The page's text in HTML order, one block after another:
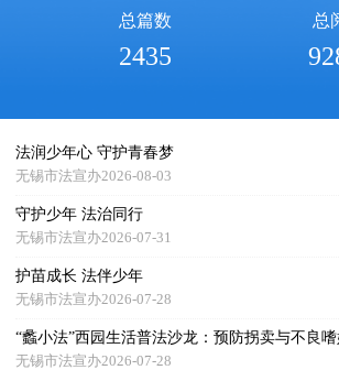
总篇数
2435
总
法润少年心 守护青春梦
无锡市法宣办2026-08-03
守护少年 法治同行
无锡市法宣办2026-07-31
护苗成长 法伴少年
无锡市法宣办2026-07-28
“蠡小法”西园生活普法沙龙：预防拐卖与不良
无锡市法宣办2026-07-28